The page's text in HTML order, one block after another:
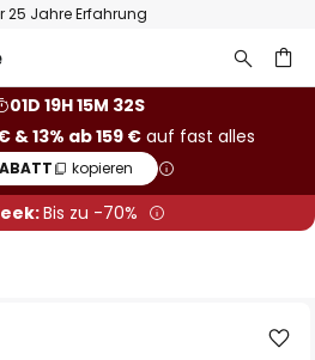
25 Jahre Erfahrung
01D 19H 15M 32S
& 13% ab 159 €auf fast alles
kopieren
Bis zu -70%